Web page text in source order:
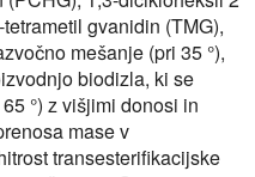
gvanidin (TMG),
mešanje (pri 35 °),
biodizla, ki se
°) z višjimi donosi in
mase v
transesterifikacijske